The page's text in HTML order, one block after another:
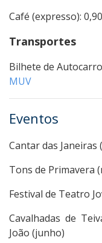
Café (expresso):
Transportes
Bilhete de
MUV
Eventos
Cantar das Janeiras
Tons de Primavera
Festival de Teatro
Cavalhadas de
João (junho)